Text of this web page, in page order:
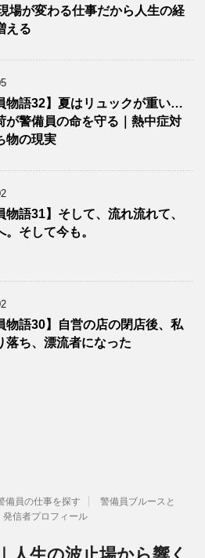
場が変わる仕事だから人生の経
える
物語32】夏はリュックが重い…
が警備員の命を守る｜熱中症対
物の現実
物語31】そして、流れ流れて、
。そして今も。
物語30】自営の店の閉店後、私
落ち、漂流者になった
備員の仕事を探す
警備員ブルースと
発信者プロフィール